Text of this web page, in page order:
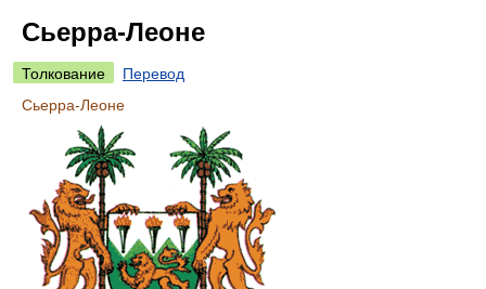
Сьерра-Леоне
Толкование
Перевод
Сьерра-Леоне